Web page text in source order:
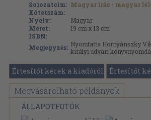
Sorozatcím: Magyar irás - magyar
Kötetszám:
Nyelv:
Magyar
Méret:
19 cm x 13 cm
ISBN:
Megjegyzés: Nyomtatta Hornyánszky
királyi udvari
Értesítőt kérek a kiadóról Értesítőt
Megvásárolható példányok
ÁLLAPOTFOTÓK